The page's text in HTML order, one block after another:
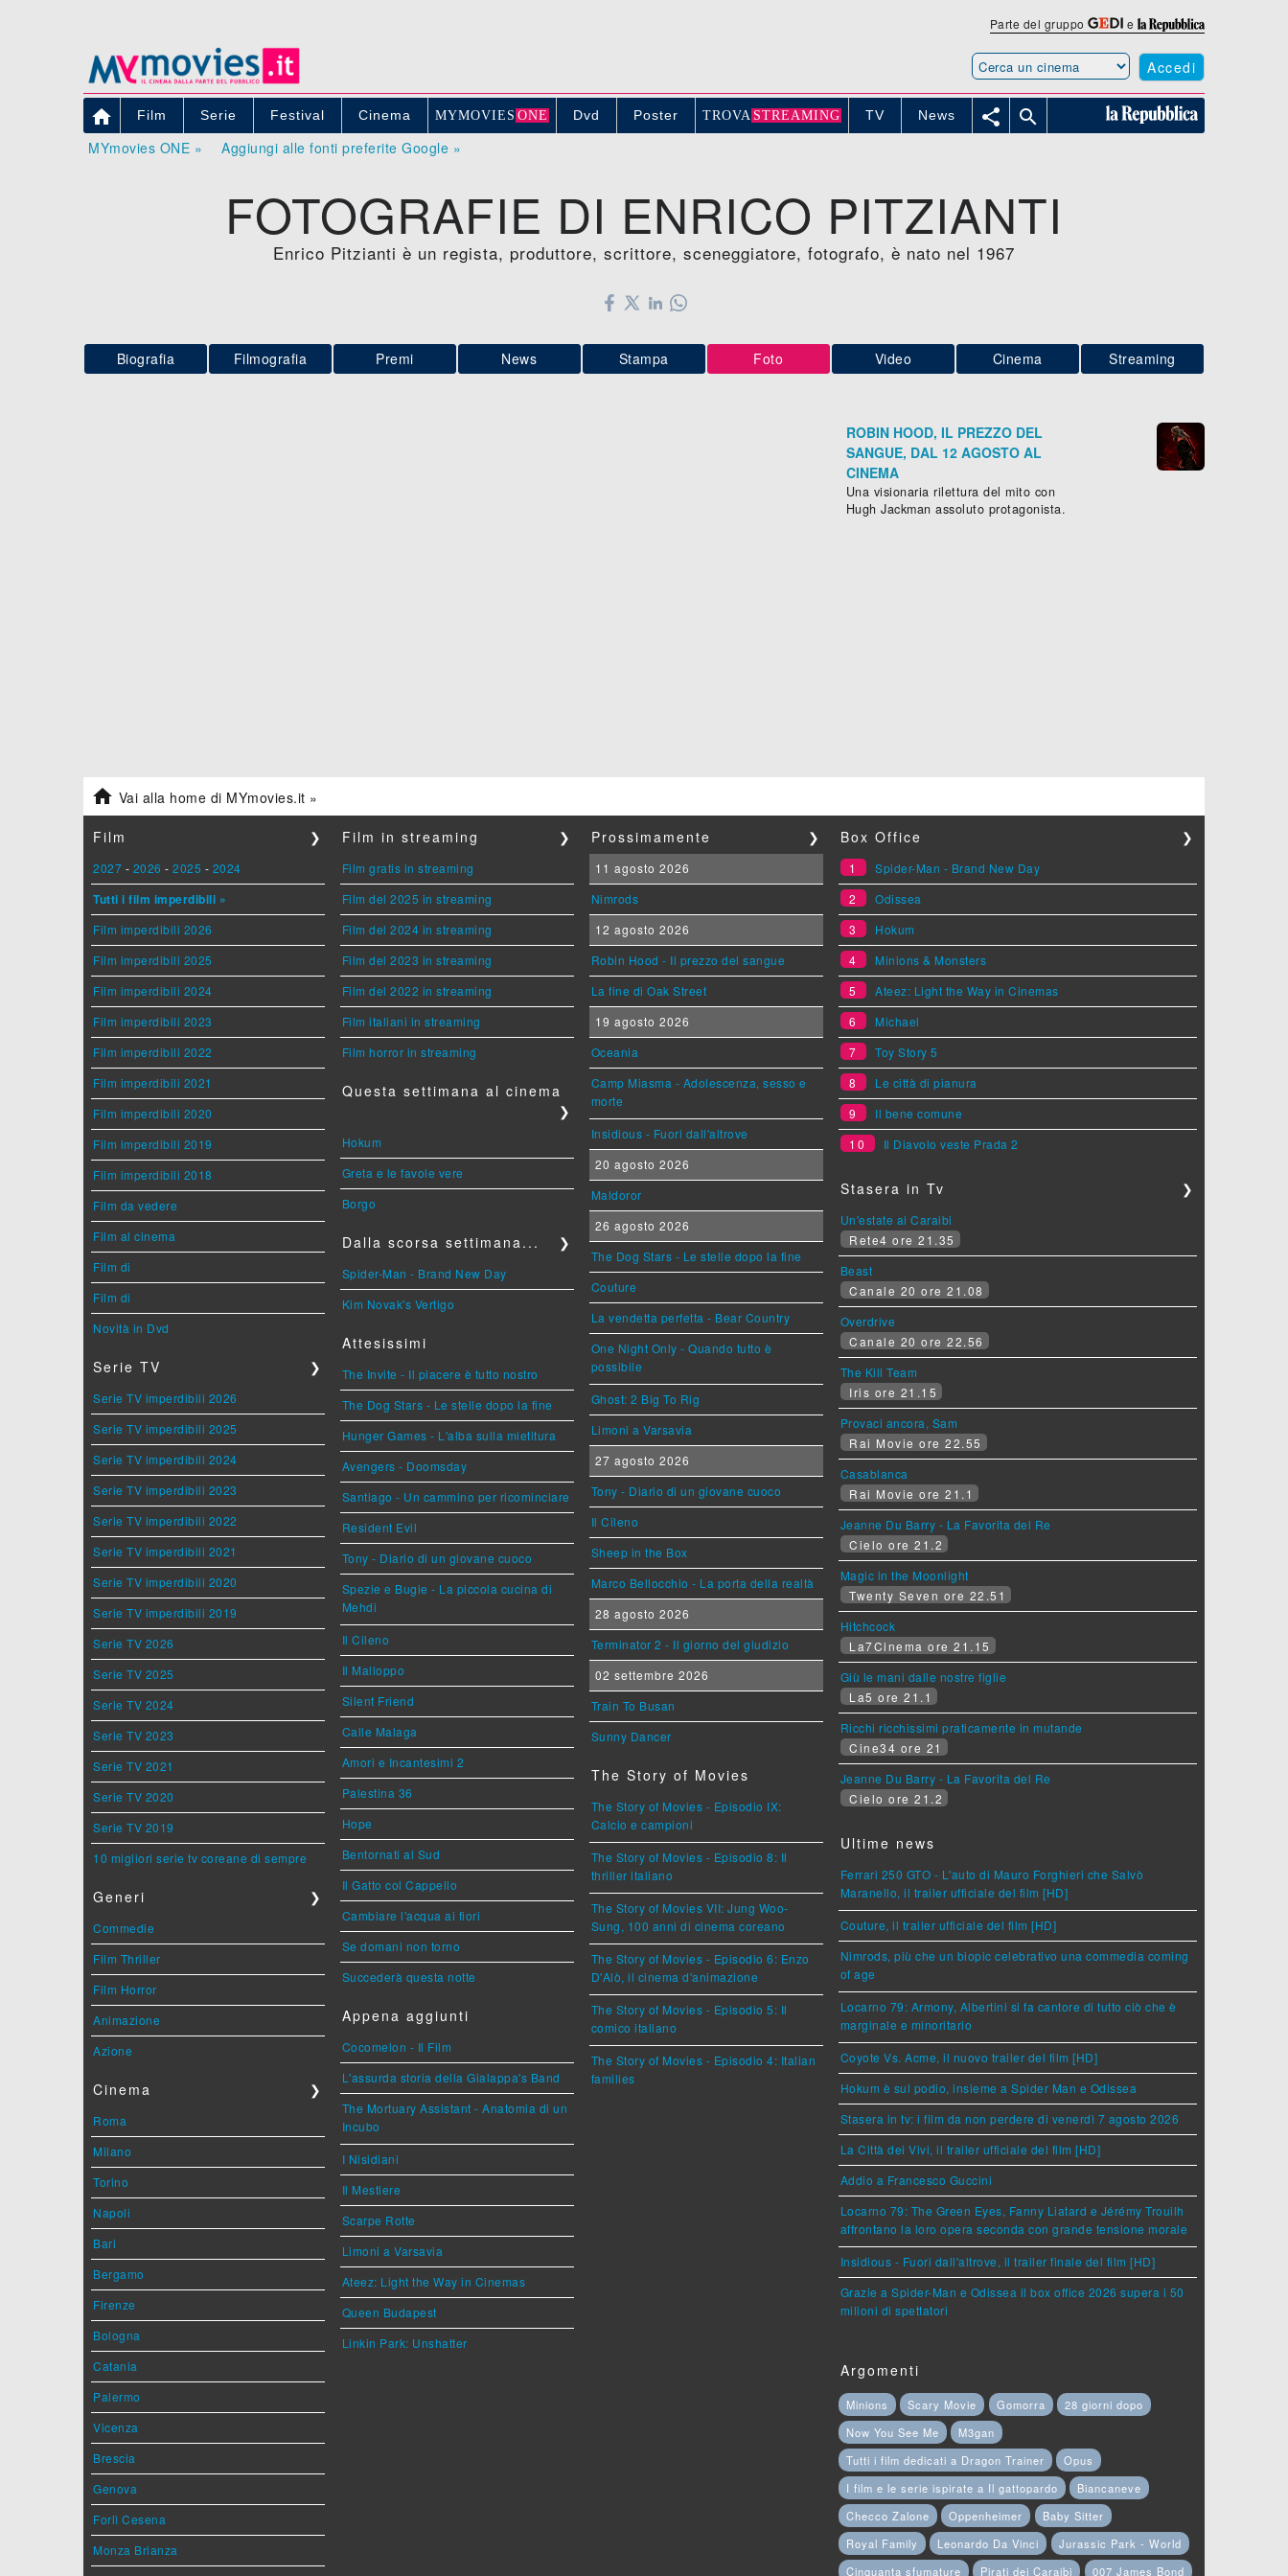
Parte del gruppo e
Accedi
 Film Serie Festival Cinema MYMOVIE S ONE Dvd Poster TROVA STREAMING TV News  
MYmovies ONE » Aggiungi alle fonti preferite Google »
FOTOGRAFIE DI ENRICO PITZIANTI
Enrico Pitzianti è un regista, produttore, scrittore, sceneggiatore, fotografo, è nato nel 1967
Biografia Filmografia Premi News Stampa Foto Video Cinema Streaming
ROBIN HOOD, IL PREZZO DEL
SANGUE, DAL 12 AGOSTO AL
CINEMA
Una visionaria rilettura del mito con
Hugh Jackman assoluto protagonista.
 Vai alla home di MYmovies.it »
Film ❯
2027 - 2026 - 2025 - 2024
Tutti i film imperdibili »
Film imperdibili 2026
Film imperdibili 2025
Film imperdibili 2024
Film imperdibili 2023
Film imperdibili 2022
Film imperdibili 2021
Film imperdibili 2020
Film imperdibili 2019
Film imperdibili 2018
Film da vedere
Film al cinema
Film di
Film di
Novità in Dvd
Serie TV ❯
Serie TV imperdibili 2026
Serie TV imperdibili 2025
Serie TV imperdibili 2024
Serie TV imperdibili 2023
Serie TV imperdibili 2022
Serie TV imperdibili 2021
Serie TV imperdibili 2020
Serie TV imperdibili 2019
Serie TV 2026
Serie TV 2025
Serie TV 2024
Serie TV 2023
Serie TV 2021
Serie TV 2020
Serie TV 2019
10 migliori serie tv coreane di sempre
Generi ❯
Commedie
Film Thriller
Film Horror
Animazione
Azione
Cinema ❯
Roma
Milano
Torino
Napoli
Bari
Bergamo
Firenze
Bologna
Catania
Palermo
Vicenza
Brescia
Genova
Forlì Cesena
Monza Brianza
Film in streaming ❯
Film gratis in streaming
Film del 2025 in streaming
Film del 2024 in streaming
Film del 2023 in streaming
Film del 2022 in streaming
Film italiani in streaming
Film horror in streaming
Questa settimana al cinema
❯
Hokum
Greta e le favole vere
Borgo
Dalla scorsa settimana... ❯
Spider-Man - Brand New Day
Kim Novak's Vertigo
Attesissimi
The Invite - Il piacere è tutto nostro
The Dog Stars - Le stelle dopo la fine
Hunger Games - L'alba sulla mietitura
Avengers - Doomsday
Santiago - Un cammino per ricominciare
Resident Evil
Tony - Diario di un giovane cuoco
Spezie e Bugie - La piccola cucina di
Mehdi
Il Cileno
Il Malloppo
Silent Friend
Calle Malaga
Amori e Incantesimi 2
Palestina 36
Hope
Bentornati al Sud
Il Gatto col Cappello
Cambiare l'acqua ai fiori
Se domani non torno
Succederà questa notte
Appena aggiunti
Cocomelon - Il Film
L'assurda storia della Gialappa's Band
The Mortuary Assistant - Anatomia di un
Incubo
I Nisidiani
Il Mestiere
Scarpe Rotte
Limoni a Varsavia
Ateez: Light the Way in Cinemas
Queen Budapest
Linkin Park: Unshatter
Prossimamente ❯
11 agosto 2026
Nimrods
12 agosto 2026
Robin Hood - Il prezzo del sangue
La fine di Oak Street
19 agosto 2026
Oceania
Camp Miasma - Adolescenza, sesso e
morte
Insidious - Fuori dall'altrove
20 agosto 2026
Maldoror
26 agosto 2026
The Dog Stars - Le stelle dopo la fine
Couture
La vendetta perfetta - Bear Country
One Night Only - Quando tutto è
possibile
Ghost: 2 Big To Rig
Limoni a Varsavia
27 agosto 2026
Tony - Diario di un giovane cuoco
Il Cileno
Sheep in the Box
Marco Bellocchio - La porta della realtà
28 agosto 2026
Terminator 2 - Il giorno del giudizio
02 settembre 2026
Train To Busan
Sunny Dancer
The Story of Movies
The Story of Movies - Episodio IX:
Calcio e campioni
The Story of Movies - Episodio 8: Il
thriller italiano
The Story of Movies VII: Jung Woo-
Sung, 100 anni di cinema coreano
The Story of Movies - Episodio 6: Enzo
D'Alò, il cinema d'animazione
The Story of Movies - Episodio 5: Il
comico italiano
The Story of Movies - Episodio 4: Italian
families
Box Office ❯
1
Spider-Man - Brand New Day
2
Odissea
3
Hokum
4
Minions & Monsters
5
Ateez: Light the Way in Cinemas
6
Michael
7
Toy Story 5
8
Le città di pianura
9
Il bene comune
10
Il Diavolo veste Prada 2
Stasera in Tv ❯
Un'estate ai Caraibi
Rete4 ore 21.35
Beast
Canale 20 ore 21.08
Overdrive
Canale 20 ore 22.56
The Kill Team
Iris ore 21.15
Provaci ancora, Sam
Rai Movie ore 22.55
Casablanca
Rai Movie ore 21.1
Jeanne Du Barry - La Favorita del Re
Cielo ore 21.2
Magic in the Moonlight
Twenty Seven ore 22.51
Hitchcock
La7Cinema ore 21.15
Giù le mani dalle nostre figlie
La5 ore 21.1
Ricchi ricchissimi praticamente in mutande
Cine34 ore 21
Jeanne Du Barry - La Favorita del Re
Cielo ore 21.2
Ultime news
Ferrari 250 GTO - L'auto di Mauro Forghieri che Salvò
Maranello, il trailer ufficiale del film [HD]
Couture, il trailer ufficiale del film [HD]
Nimrods, più che un biopic celebrativo una commedia coming
of age
Locarno 79: Armony, Albertini si fa cantore di tutto ciò che è
marginale e minoritario
Coyote Vs. Acme, il nuovo trailer del film [HD]
Hokum è sul podio, insieme a Spider Man e Odissea
Stasera in tv: i film da non perdere di venerdì 7 agosto 2026
La Città dei Vivi, il trailer ufficiale del film [HD]
Addio a Francesco Guccini
Locarno 79: The Green Eyes, Fanny Liatard e Jérémy Trouilh
affrontano la loro opera seconda con grande tensione morale
Insidious - Fuori dall'altrove, il trailer finale del film [HD]
Grazie a Spider-Man e Odissea il box office 2026 supera i 50
milioni di spettatori
Argomenti
Minions Scary Movie Gomorra
28 giorni dopo
Now You See Me
M3gan
Tutti i film dedicati a Dragon Trainer
Opus
I film e le serie ispirate a Il gattopardo
Biancaneve
Checco Zalone
Oppenheimer
Baby Sitter
Royal Family
Leonardo Da Vinci
Jurassic Park - World
Cinquanta sfumature
Pirati dei Caraibi 007 James Bond